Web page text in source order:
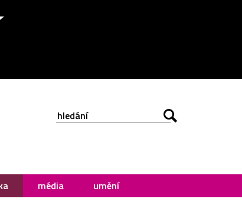
média umění